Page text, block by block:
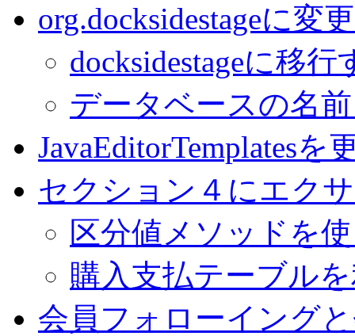
org.docksidestageに変更
docksidestageに移
データベースの名前
JavaEditorTemplatesを
セクション４にエク
区分値メソッドを
購入支払テーブル
会員フォローイング